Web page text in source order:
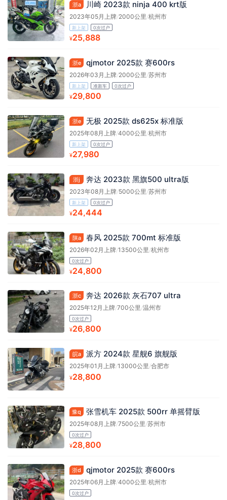
浙a 川崎 2023款 ninja 400 krt版
2023年05月上牌/2000公里 /杭州市
新上架 0次过户
¥25,888
浙e qjmotor 2025款 赛600rs
2026年03月上牌/2000公里 /苏州市
新上架 准新车 0次过户
¥29,800
浙e 无极 2025款 ds625x 标准版
2025年08月上牌/4000公里 /杭州市
新上架 0次过户
¥27,980
浙j 奔达 2023款 黑旗500 ultra版
2023年08月上牌/5000公里 /苏州市
新上架 0次过户
¥24,444
陕a 春风 2025款 700mt 标准版
2026年02月上牌/13500公里 /杭州市
0次过户
¥24,800
浙c 奔达 2026款 灰石707 ultra
2025年12月上牌/700公里/温州市
0次过户
¥26,800
皖a 派方 2024款 星舰6 旗舰版
2025年01月上牌/13000公里/合肥市
¥28,800
豫q 张雪机车 2025款 500rr 单摇臂版
2025年08月上牌/7500公里/苏州市
0次过户
¥28,800
浙d qjmotor 2025款 赛600rs
2025年06月上牌/4000公里/杭州市
0次过户